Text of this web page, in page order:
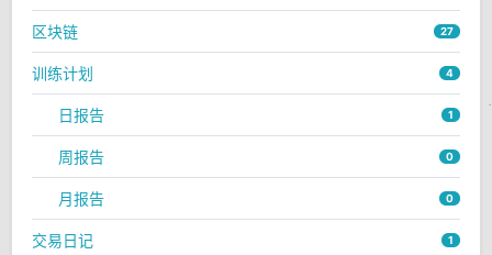
区块链 27
训练计划 4
日报告 1
周报告 0
月报告 0
交易日记 1